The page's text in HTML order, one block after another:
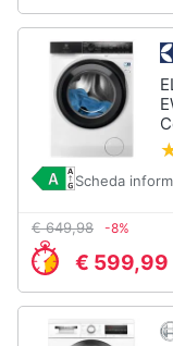
Scheda
€ 649,98 -8%
€ 599,99